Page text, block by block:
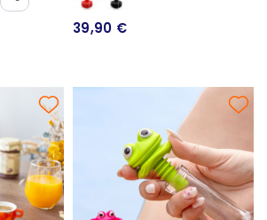
39,90 €